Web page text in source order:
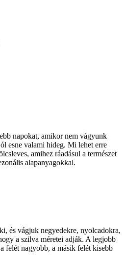
napokat, amikor nem vágyunk
esne valami hideg. Mi lehet erre
amihez ráadásul a természet
alapanyagokkal.
és vágjuk negyedekre, nyolcadokra,
a szilva méretei adják. A legjobb
felét nagyobb, a másik felét kisebb